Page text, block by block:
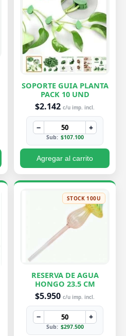
SOPORTE GUIA PLANTA
PACK 10 UND
$2.142 c/u imp. incl.
− +
Sub: $107.100
Agregar al carrito
STOCK 100U
RESERVA DE AGUA
HONGO 23.5 CM
$5.950 c/u imp. incl.
− +
Sub: $297.500